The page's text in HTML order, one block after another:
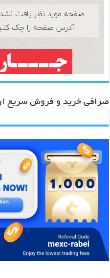
صرافی خرید و فروش سریع